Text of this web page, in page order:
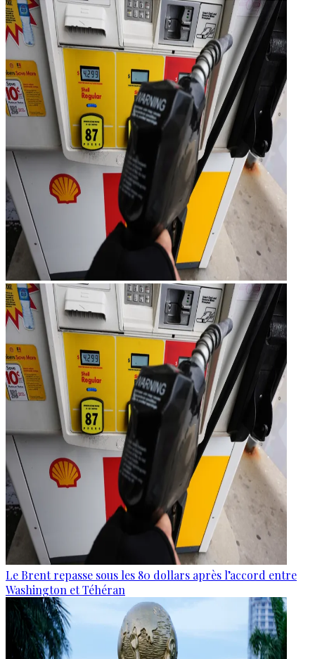
Le Brent repasse sous les 80 dollars après l’accord entre
Washington et Téhéran